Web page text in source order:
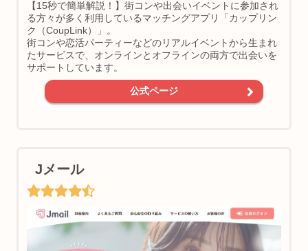
【15秒で簡単解説！】街コンや出会いイベントに参加され
る方々が多く利用しているマッチングアプリ「カップリン
ク（CoupLink）」。
街コンや恋活パーティーなどのリアルイベントから生まれ
たサービスで、オンラインとオフラインの両方で出会いを
サポートしています。
公式ページ
Jメール